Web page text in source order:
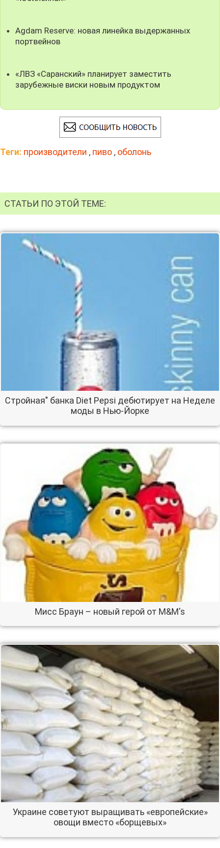
Agdam Reserve: новая линейка выдержанных
портвейнов
«ЛВЗ «Саранский» планирует заместить
зарубежные виски новым продуктом
Теги: производители , пиво , оболонь
СТАТЬИ ПО ЭТОЙ ТЕМЕ:
Стройная" банка Diet Pepsi дебютирует на Неделе
моды в Нью-Йорке
Мисс Браун – новый герой от M&M's
Украине советуют выращивать «европейские»
овощи вместо «борщевых»